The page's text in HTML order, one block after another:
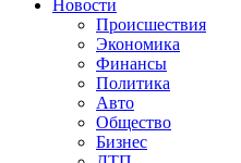
Новости
Происшествия
Экономика
Финансы
Политика
Авто
Общество
Бизнес